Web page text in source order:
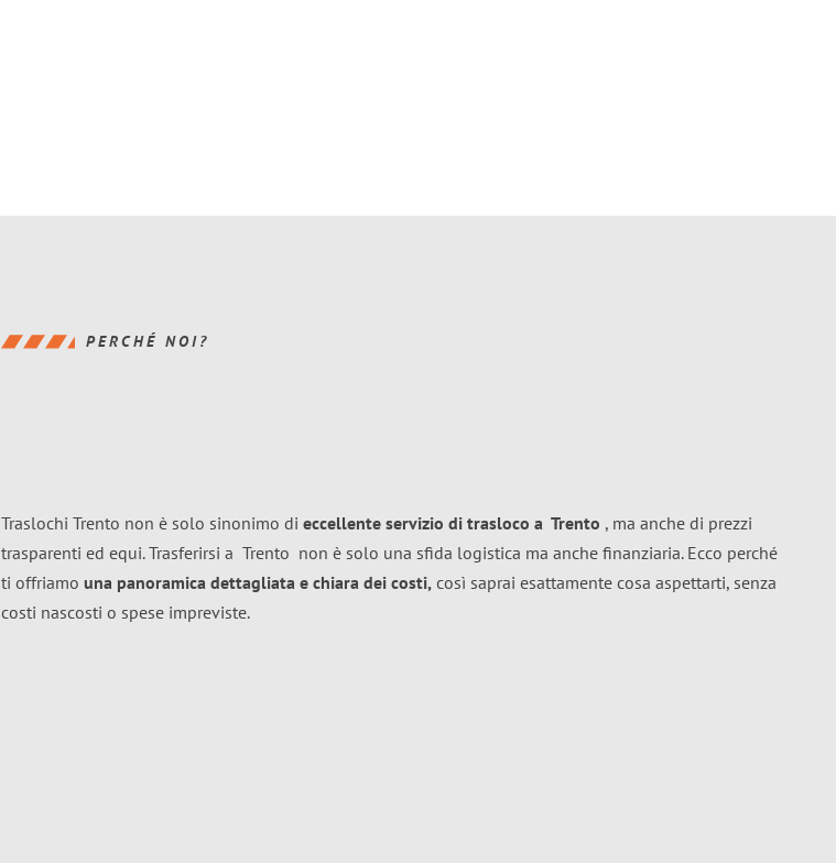
PERCHÉ NOI?
Traslochi Trento non è solo sinonimo di eccellente servizio di trasloco a Trento , ma anche di prezzi
trasparenti ed equi. Trasferirsi a Trento non è solo una sfida logistica ma anche finanziaria. Ecco perché
ti offriamo una panoramica dettagliata e chiara dei costi, così saprai esattamente cosa aspettarti, senza
costi nascosti o spese impreviste.